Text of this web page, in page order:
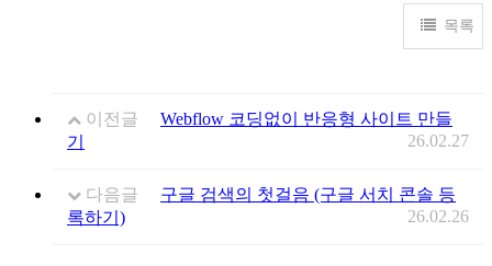
목록
이전글
Webflow 코딩없이 반응형 사이트 만들
기
26.02.27
다음글
구글 검색의 첫걸음 (구글 서치 콘솔 등
록하기)
26.02.26